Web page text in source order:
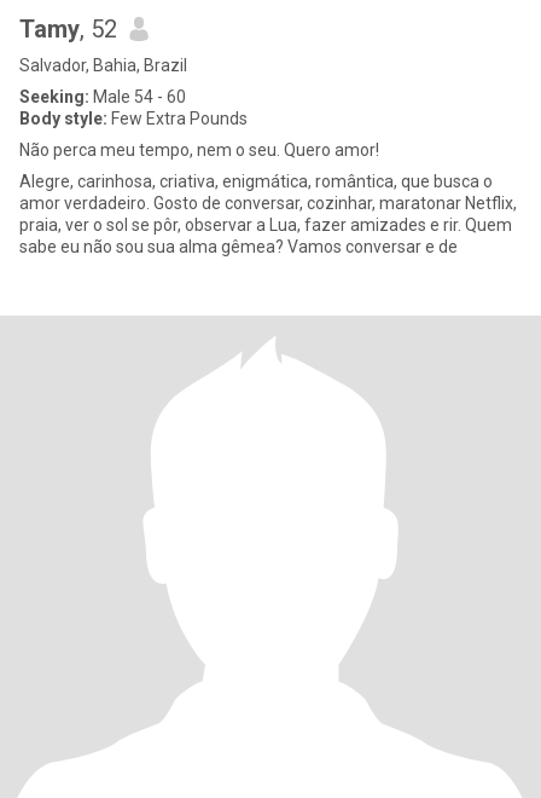
Tamy, 52
Salvador, Bahia, Brazil
Seeking: Male 54 - 60
Body style: Few Extra Pounds
Não perca meu tempo, nem o seu. Quero amor!
Alegre, carinhosa, criativa, enigmática, romântica, que busca o
amor verdadeiro. Gosto de conversar, cozinhar, maratonar Netflix,
praia, ver o sol se pôr, observar a Lua, fazer amizades e rir. Quem
sabe eu não sou sua alma gêmea? Vamos conversar e de